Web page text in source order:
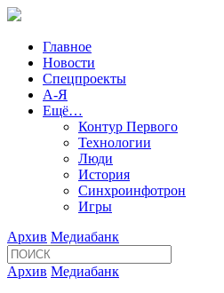
Главное
Новости
Спецпроекты
А-Я
Ещё…
Контур Первого
Технологии
Люди
История
Синхроинфотрон
Игры
Архив Медиабанк
Архив Медиабанк